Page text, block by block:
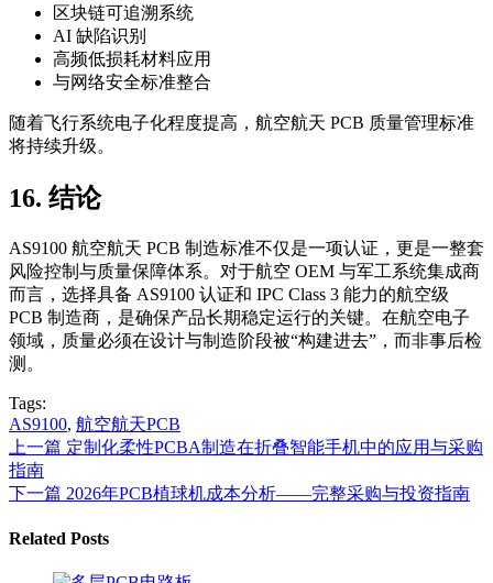
区块链可追溯系统
AI 缺陷识别
高频低损耗材料应用
与网络安全标准整合
随着飞行系统电子化程度提高，航空航天 PCB 质量管理标准
将持续升级。
16. 结论
AS9100 航空航天 PCB 制造标准不仅是一项认证，更是一整套
风险控制与质量保障体系。对于航空 OEM 与军工系统集成商
而言，选择具备 AS9100 认证和 IPC Class 3 能力的航空级
PCB 制造商，是确保产品长期稳定运行的关键。在航空电子
领域，质量必须在设计与制造阶段被“构建进去”，而非事后检
测。
Tags:
AS9100, 航空航天PCB
上一篇 定制化柔性PCBA制造在折叠智能手机中的应用与采购
指南
下一篇 2026年PCB植球机成本分析——完整采购与投资指南
Related Posts